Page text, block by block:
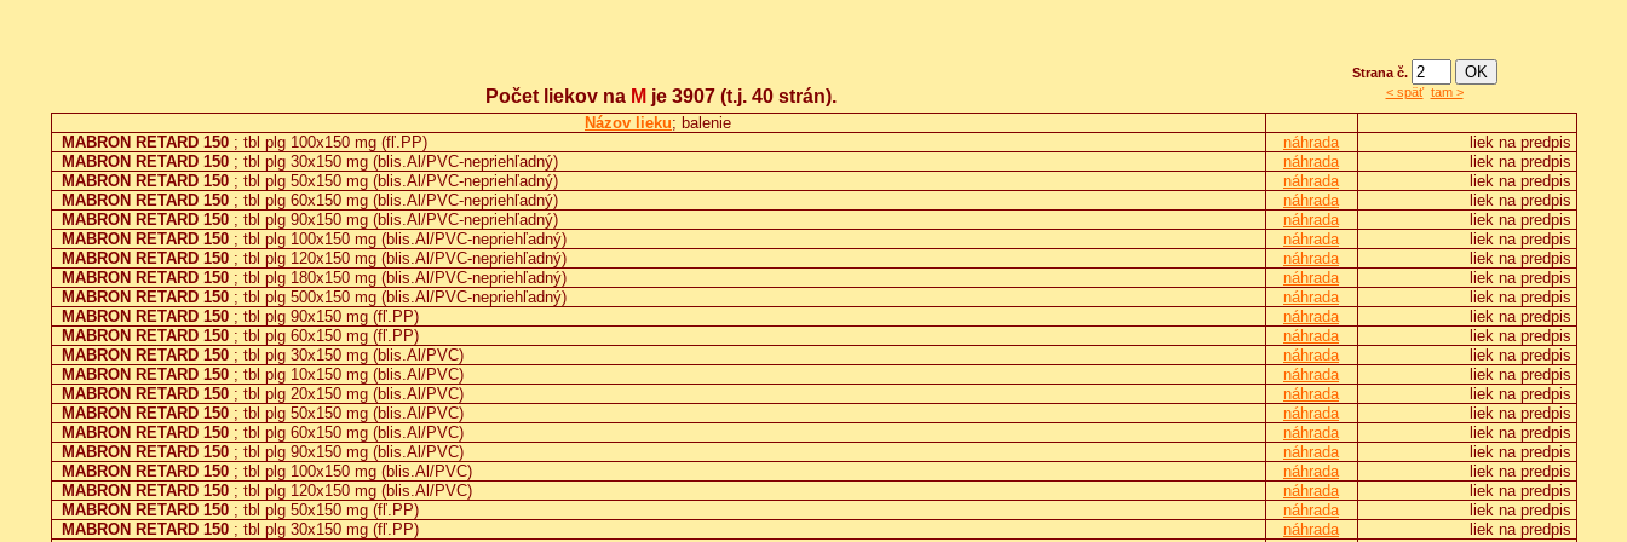
Počet liekov na M je 3907 (t.j. 40 strán).
Strana č.
< späť tam >
Názov lieku; balenie
MABRON RETARD 150 ; tbl plg 100x150 mg (fľ.PP) náhrada
liek na predpis
MABRON RETARD 150 ; tbl plg 30x150 mg (blis.Al/PVC-nepriehľadný) náhrada
liek na predpis
MABRON RETARD 150 ; tbl plg 50x150 mg (blis.Al/PVC-nepriehľadný) náhrada
liek na predpis
MABRON RETARD 150 ; tbl plg 60x150 mg (blis.Al/PVC-nepriehľadný) náhrada
liek na predpis
MABRON RETARD 150 ; tbl plg 90x150 mg (blis.Al/PVC-nepriehľadný) náhrada
liek na predpis
MABRON RETARD 150 ; tbl plg 100x150 mg (blis.Al/PVC-nepriehľadný) náhrada
liek na predpis
MABRON RETARD 150 ; tbl plg 120x150 mg (blis.Al/PVC-nepriehľadný) náhrada
liek na predpis
MABRON RETARD 150 ; tbl plg 180x150 mg (blis.Al/PVC-nepriehľadný) náhrada
liek na predpis
MABRON RETARD 150 ; tbl plg 500x150 mg (blis.Al/PVC-nepriehľadný) náhrada
liek na predpis
MABRON RETARD 150 ; tbl plg 90x150 mg (fľ.PP) náhrada
liek na predpis
MABRON RETARD 150 ; tbl plg 60x150 mg (fľ.PP) náhrada
liek na predpis
MABRON RETARD 150 ; tbl plg 30x150 mg (blis.Al/PVC) náhrada
liek na predpis
MABRON RETARD 150 ; tbl plg 10x150 mg (blis.Al/PVC) náhrada
liek na predpis
MABRON RETARD 150 ; tbl plg 20x150 mg (blis.Al/PVC) náhrada
liek na predpis
MABRON RETARD 150 ; tbl plg 50x150 mg (blis.Al/PVC) náhrada
liek na predpis
MABRON RETARD 150 ; tbl plg 60x150 mg (blis.Al/PVC) náhrada
liek na predpis
MABRON RETARD 150 ; tbl plg 90x150 mg (blis.Al/PVC) náhrada
liek na predpis
MABRON RETARD 150 ; tbl plg 100x150 mg (blis.Al/PVC) náhrada
liek na predpis
MABRON RETARD 150 ; tbl plg 120x150 mg (blis.Al/PVC) náhrada
liek na predpis
MABRON RETARD 150 ; tbl plg 50x150 mg (fľ.PP) náhrada
liek na predpis
MABRON RETARD 150 ; tbl plg 30x150 mg (fľ.PP) náhrada
liek na predpis